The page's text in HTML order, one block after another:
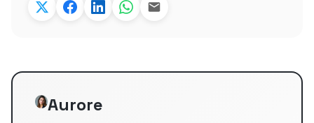
Aurore